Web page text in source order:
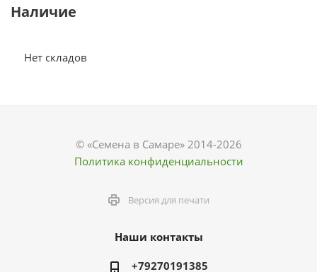
Наличие
Нет складов
© «Семена в Самаре» 2014-2026
Политика конфиденциальности
Версия для печати
Наши контакты
+79270191385